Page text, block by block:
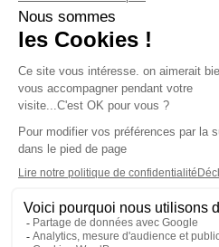
lyoncapitale.fr
olympique-et-lyonnais.com
L'application Iphone /
Téléchargez
Les cookies
Gestion des cookies